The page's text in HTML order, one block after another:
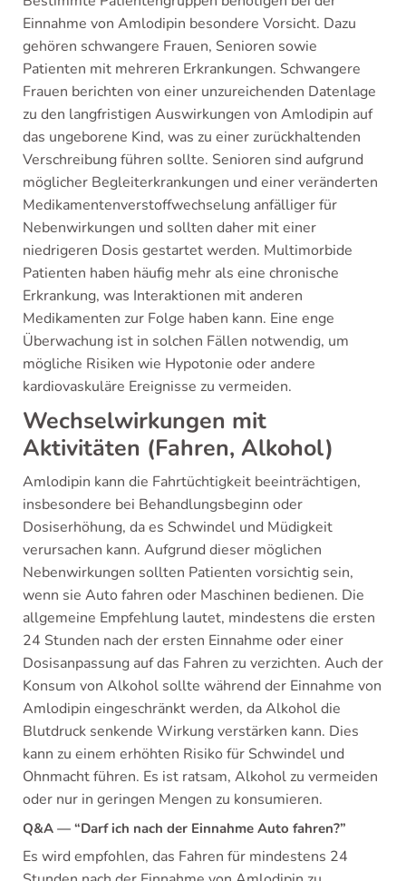
Einnahme von Amlodipin besondere Vorsicht. Dazu
gehören schwangere Frauen, Senioren sowie
Patienten mit mehreren Erkrankungen. Schwangere
Frauen berichten von einer unzureichenden Datenlage
zu den langfristigen Auswirkungen von Amlodipin auf
das ungeborene Kind, was zu einer zurückhaltenden
Verschreibung führen sollte. Senioren sind aufgrund
möglicher Begleiterkrankungen und einer veränderten
Medikamentenverstoffwechselung anfälliger für
Nebenwirkungen und sollten daher mit einer
niedrigeren Dosis gestartet werden. Multimorbide
Patienten haben häufig mehr als eine chronische
Erkrankung, was Interaktionen mit anderen
Medikamenten zur Folge haben kann. Eine enge
Überwachung ist in solchen Fällen notwendig, um
mögliche Risiken wie Hypotonie oder andere
kardiovaskuläre Ereignisse zu vermeiden.
Wechselwirkungen mit
Aktivitäten (Fahren, Alkohol)
Amlodipin kann die Fahrtüchtigkeit beeinträchtigen,
insbesondere bei Behandlungsbeginn oder
Dosiserhöhung, da es Schwindel und Müdigkeit
verursachen kann. Aufgrund dieser möglichen
Nebenwirkungen sollten Patienten vorsichtig sein,
wenn sie Auto fahren oder Maschinen bedienen. Die
allgemeine Empfehlung lautet, mindestens die ersten
24 Stunden nach der ersten Einnahme oder einer
Dosisanpassung auf das Fahren zu verzichten. Auch der
Konsum von Alkohol sollte während der Einnahme von
Amlodipin eingeschränkt werden, da Alkohol die
Blutdruck senkende Wirkung verstärken kann. Dies
kann zu einem erhöhten Risiko für Schwindel und
Ohnmacht führen. Es ist ratsam, Alkohol zu vermeiden
oder nur in geringen Mengen zu konsumieren.
Q&A — “Darf ich nach der Einnahme Auto fahren?”
Es wird empfohlen, das Fahren für mindestens 24